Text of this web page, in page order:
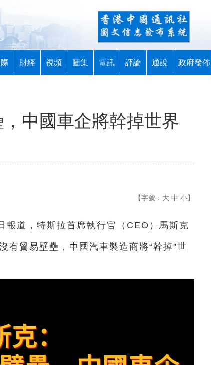
財經 視頻 圖集 電訊 評論 通說 政府發佈
中國車企將幹掉世界
【字號： 大 中 小】
，特斯拉首席執行官（CEO）馬斯克
有貿易壁壘，中國汽車製造商將“幹掉”世